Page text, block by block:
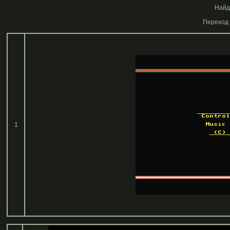
Переход
1